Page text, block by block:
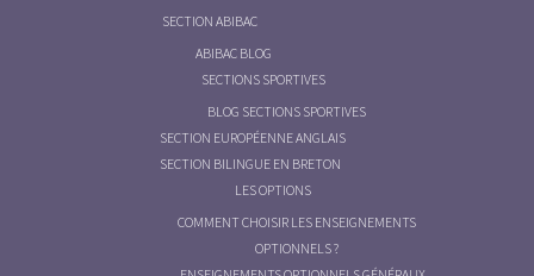
SECTION ABIBAC
ABIBAC BLOG
SECTIONS SPORTIVES
BLOG SECTIONS SPORTIVES
SECTION EUROPÉENNE ANGLAIS
SECTION BILINGUE EN BRETON
LES OPTIONS
COMMENT CHOISIR LES ENSEIGNEMENTS
OPTIONNELS ?